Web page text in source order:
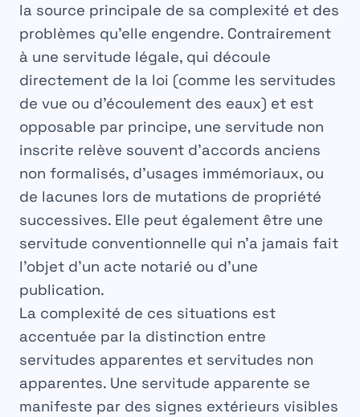
la source principale de sa complexité et des
problèmes qu’elle engendre. Contrairement
à une servitude légale, qui découle
directement de la loi (comme les servitudes
de vue ou d’écoulement des eaux) et est
opposable par principe, une servitude non
inscrite relève souvent d’accords anciens
non formalisés, d’usages immémoriaux, ou
de lacunes lors de mutations de propriété
successives. Elle peut également être une
servitude conventionnelle qui n’a jamais fait
l’objet d’un acte notarié ou d’une
publication.
La complexité de ces situations est
accentuée par la distinction entre
servitudes apparentes et servitudes non
apparentes. Une servitude apparente se
manifeste par des signes extérieurs visibles